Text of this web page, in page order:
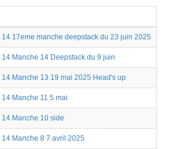
14 17eme manche deepstack du 23 juin 2025
Manche 14 Deepstack du 9 juin
14 Manche 13 19 mai 2025 Head's up
Manche 11 5 mai
Manche 10 side
Manche 8 7 avril 2025